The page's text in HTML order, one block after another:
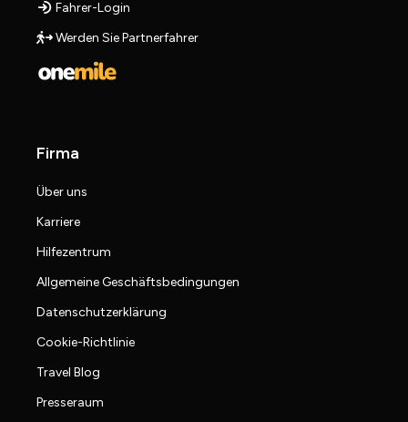
Fahrer-Login
Werden Sie Partnerfahrer
Firma
Über uns
Karriere
Hilfezentrum
Allgemeine Geschäftsbedingungen
Datenschutzerklärung
Cookie-Richtlinie
Travel Blog
Presseraum